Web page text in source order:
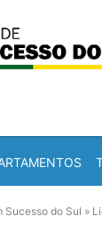
Sucesso do Sul »